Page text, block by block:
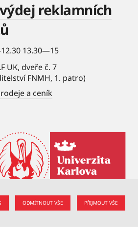
reklamních
13.30—15
UK, dveře č. 7
FNMH, 1. patro)
a ceník
ODMÍTNOUT VŠE PŘIJMOUT VŠE